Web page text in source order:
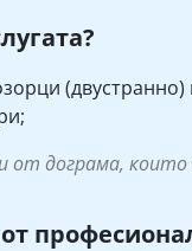
от дограма,